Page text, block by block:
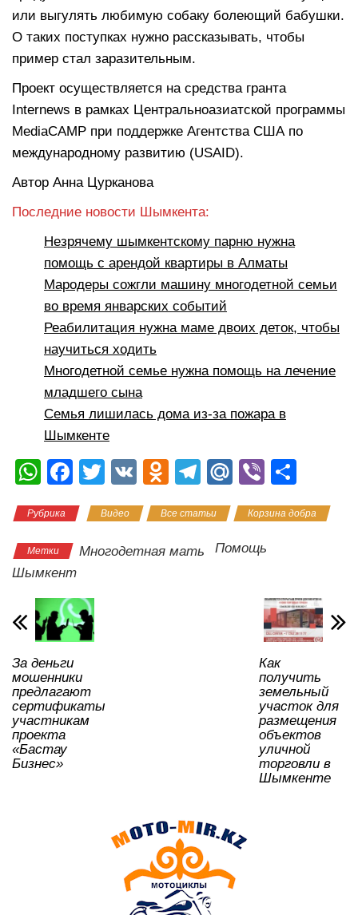
или выгулять любимую собаку болеющий бабушки.
О таких поступках нужно рассказывать, чтобы
пример стал заразительным.
Проект осуществляется на средства гранта
Internews в рамках Центральноазиатской программы
MediaCAMP при поддержке Агентства США по
международному развитию (USAID).
Автор Анна Цурканова
Последние новости Шымкента:
Незрячему шымкентскому парню нужна
помощь с арендой квартиры в Алматы
Мародеры сожгли машину многодетной семьи
во время январских событий
Реабилитация нужна маме двоих деток, чтобы
научиться ходить
Многодетной семье нужна помощь на лечение
младшего сына
Семья лишилась дома из-за пожара в
Шымкенте
W
at
s
A
p
p
F
c
e
b
o
o
k
T
tt
er
V
O
n
o
T
e
gr
M
.R
u
Vi
er р
и
ть
Рубрика Видео Все статьи Корзина добра
Метки Многодетная мать
Помощь
Шымкент
За деньги
мошенники
предлагают
сертификаты
участникам
проекта
«Бастау
Бизнес»
Как
получить
земельный
участок для
размещения
объектов
уличной
торговли в
Шымкенте